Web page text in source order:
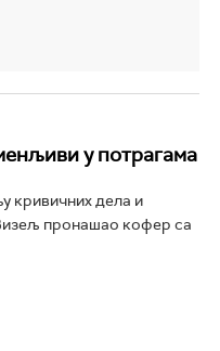
у потрагама
кривичних дела и
пронашао кофер са
3 РТС Свет РТС HD